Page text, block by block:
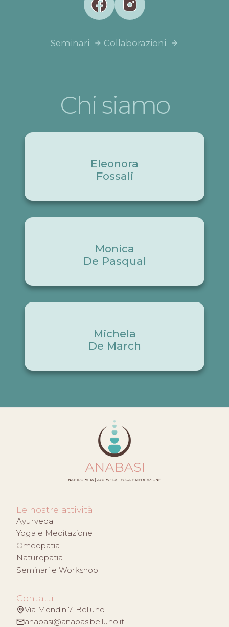
Seminari Collaborazioni
Chi siamo
Eleonora
Fossali
Monica
De Pasqual
Michela
De March
Le nostre attività
Ayurveda
Yoga e Meditazione
Omeopatia
Naturopatia
Seminari e Workshop
Contatti
Via Mondin 7, Belluno
anabasi@anabasibelluno.it